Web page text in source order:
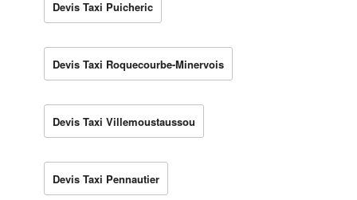
Devis Taxi Puicheric
Devis Taxi Roquecourbe-Minervois
Devis Taxi Villemoustaussou
Devis Taxi Pennautier